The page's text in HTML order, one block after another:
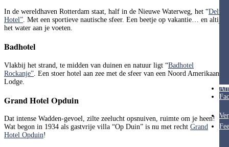
In de wereldhaven Rotterdam staat, half in de Nieuwe Waterweg, het “Delta
Hotel” . Met een sportieve nautische sfeer. Een beetje op vakantie… en altijd
het water aan je voeten.
Badhotel
Vlakbij het strand, te midden van duinen en natuur ligt “Badhotel
Rockanje” . Een stoer hotel aan zee met de sfeer van een Noord Amerikaanse
Lodge.
Grand Hotel Opduin
Dat intense Wadden-gevoel, zilte zeelucht opsnuiven, ruimte om je heen!
Wat begon in 1934 als gastvrije villa “Op Duin” is nu met recht Grand
Hotel Opduin!